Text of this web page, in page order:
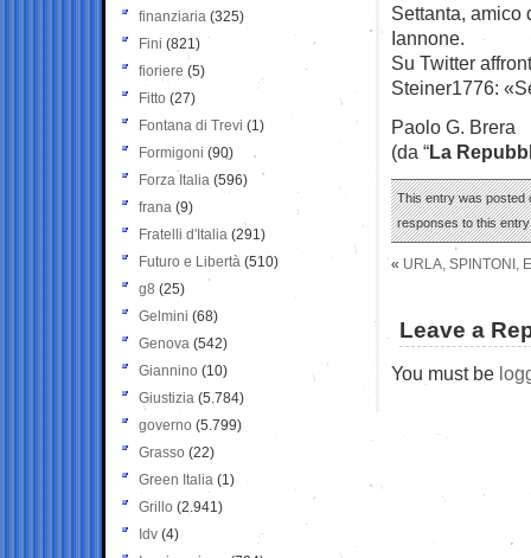
Settanta, amico
Iannone.
Su Twitter
Steiner1776:
Paolo G. Brera
(da “La
This entry was posted
responses to this
« URLA, SPINTONI,
Leave a
You must be
finanziaria (325)
Fini (821)
fioriere (5)
Fitto (27)
Fontana di Trevi (1)
Formigoni (90)
Forza Italia (596)
frana (9)
Fratelli d'Italia (291)
Futuro e Libertà (510)
g8 (25)
Gelmini (68)
Genova (542)
Giannino (10)
Giustizia (5.784)
governo (5.799)
Grasso (22)
Green Italia (1)
Grillo (2.941)
Idv (4)